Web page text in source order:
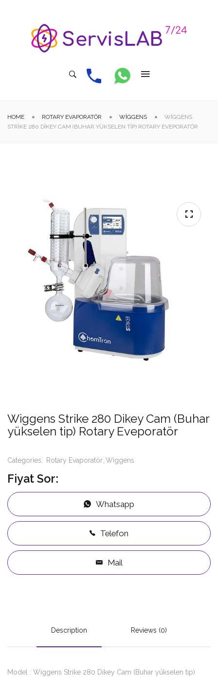
HOME ROTARY EVAPORATÖR WIGGENS
WIGGENS
STRIKE 280 DIKEY CAM (BUHAR YÜKSELEN TIP) ROTARY EVEPORATÖR
Wiggens Strike 280 Dikey Cam (Buhar
yükselen tip) Rotary Eveporatör
Categories: Rotary Evaporatör Wiggens
Fiyat Sor:
Whatsapp
Telefon
Mail
Description Reviews (0)
Model : Wiggens Strike 280 Dikey Cam (Buhar yükselen tip)